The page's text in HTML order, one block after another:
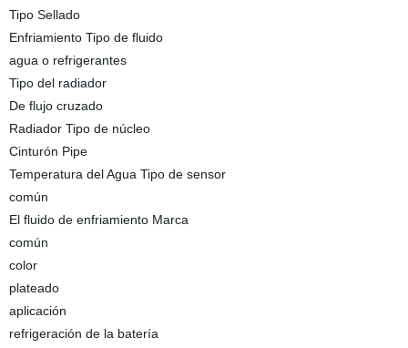
Tipo Sellado
Enfriamiento Tipo de fluido
agua o refrigerantes
Tipo del radiador
De flujo cruzado
Radiador Tipo de núcleo
Cinturón Pipe
Temperatura del Agua Tipo de sensor
común
El fluido de enfriamiento Marca
común
color
plateado
aplicación
refrigeración de la batería